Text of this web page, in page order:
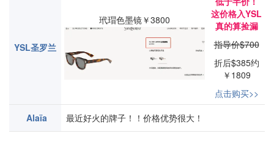
YSL圣罗兰
玳瑁色墨镜￥3800
这价格入YSL
真的算捡漏
指导价$700
折后$385约
￥1809
点击购买>>
Alaïa
最近好火的牌子！！价格优势很大！